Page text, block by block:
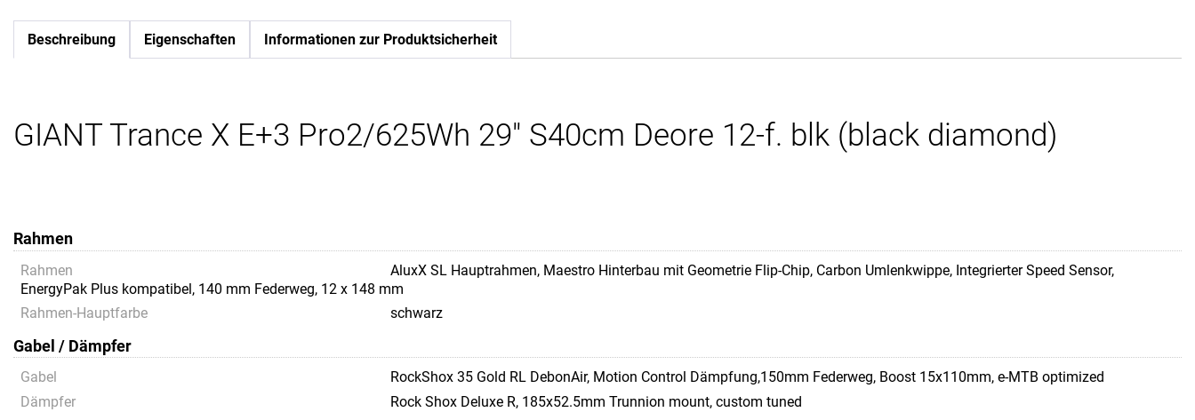
Beschreibung Eigenschaften Informationen zur Produktsicherheit
GIANT Trance X E+3 Pro2/625Wh 29" S40cm Deore 12-f. blk (black diamond)
Rahmen
Rahmen
AluxX SL Hauptrahmen, Maestro Hinterbau mit Geometrie Flip-Chip, Carbon Umlenkwippe, Integrierter Speed Sensor,
EnergyPak Plus kompatibel, 140 mm Federweg, 12 x 148 mm
Rahmen-Hauptfarbe
schwarz
Gabel / Dämpfer
Gabel
RockShox 35 Gold RL DebonAir, Motion Control Dämpfung,150mm Federweg, Boost 15x110mm, e-MTB optimized
Dämpfer
Rock Shox Deluxe R, 185x52.5mm Trunnion mount, custom tuned